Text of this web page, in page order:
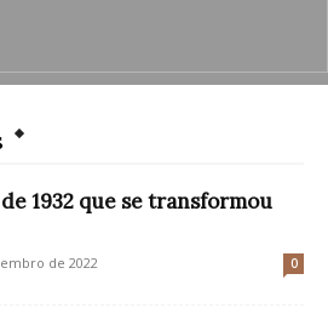
1932 que se transformou
de 2022 0